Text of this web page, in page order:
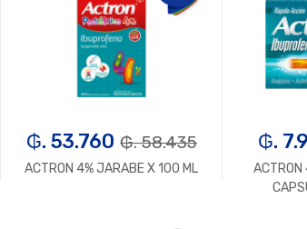
₲. 53.760 ₲. 58.435
ACTRON 4% JARABE X 100 ML
₲.